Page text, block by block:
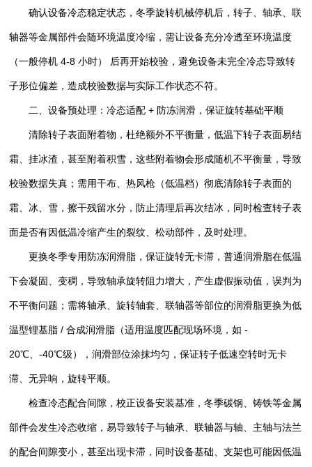
确认设备冷态稳定状态，冬季旋转机械停机后，转子、轴承、联
轴器等金属部件会随环境温度冷缩，需让设备充分冷透至环境温度
（一般停机 4-8 小时） 后再开始校验，避免设备未完全冷态导致转
子形位偏差，造成校验数据与实际工作状态不符。
二、设备预处理：冷态适配 + 防冻润滑，保证旋转基础平顺
清除转子表面附着物，杜绝额外不平衡量，低温下转子表面易结
霜、挂冰渣，甚至附着积雪，这些附着物会形成随机不平衡量，导致
校验数据失真；需用干布、热风枪（低温档）彻底清除转子表面的
霜、冰、雪，擦干残留水分，防止清理后再次结冰，同时检查转子表
面是否有因低温冷缩产生的裂纹、松动部件，及时处理。
更换冬季专用防冻润滑脂，保证旋转无卡滞，普通润滑脂在低温
下会凝固、变稠，导致轴承旋转阻力增大，产生虚假振动值，误判为
不平衡问题；需将轴承、旋转轴套、联轴器等部位的润滑脂更换为低
温型锂基脂 / 合成润滑脂（适用温度匹配现场环境，如 -
20℃、-40℃级），润滑部位涂抹均匀，保证转子低速空转时无卡
滞、无异响，旋转平顺。
检查冷态配合间隙，校正设备安装基准，冬季碳钢、铸铁等金属
部件会发生冷态收缩，易导致转子与轴承、联轴器与轴、主轴与法兰
的配合间隙变小，甚至出现卡滞，同时设备基础、支架也可能因低温